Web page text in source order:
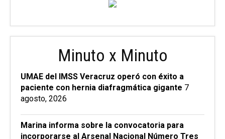
Minuto x Minuto
UMAE del IMSS Veracruz operó con éxito a
paciente con hernia diafragmática gigante 7
agosto, 2026
Marina informa sobre la convocatoria para
incorporarse al Arsenal Nacional Número Tres